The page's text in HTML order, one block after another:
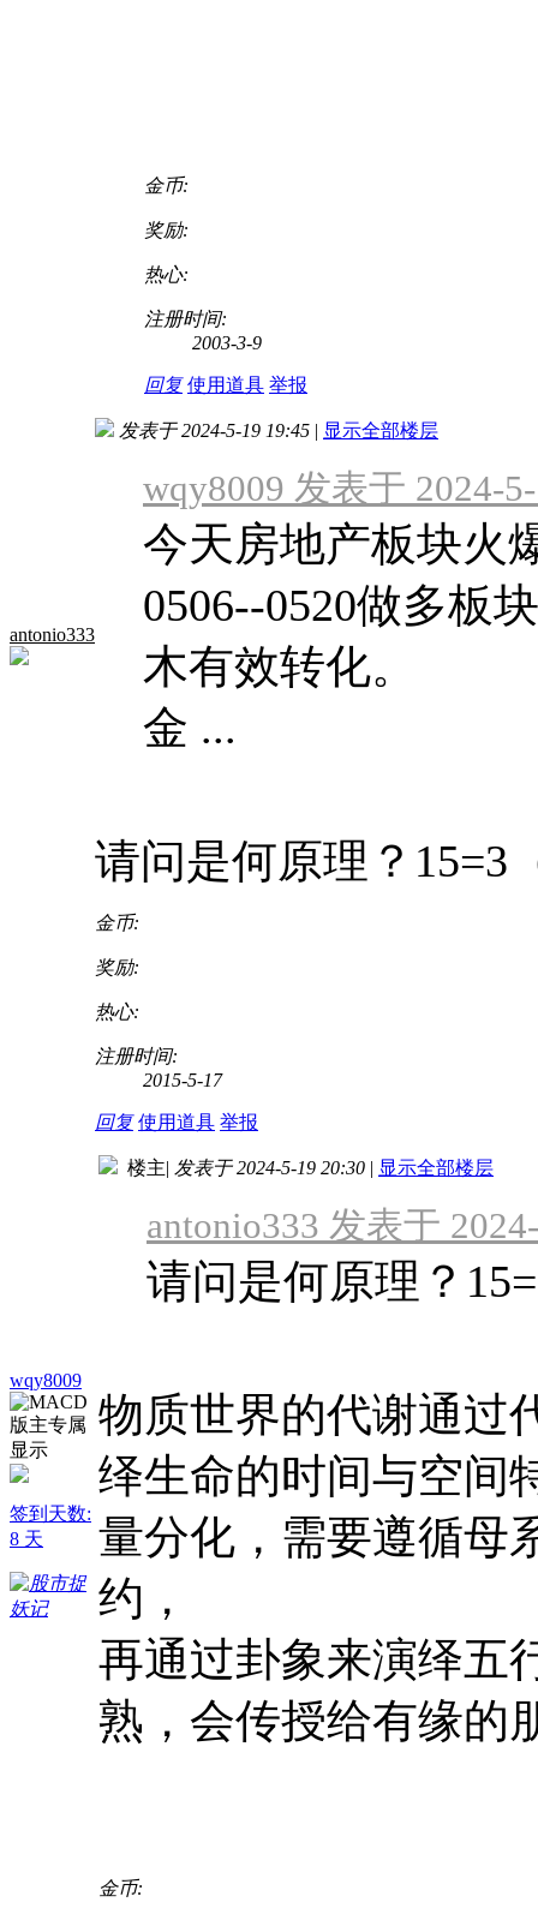
金币:
奖励:
热心:
注册时间:
2003-3-9
回复 使用道具 举报
antonio333
发表于 2024-5-19 19:45 | 显示全部楼层
wqy8009 发表于 2024-
今天房地产板块火
0506--0520做多板
木有效转化。
金 ...
请问是何原理？15=3
金币:
奖励:
热心:
注册时间:
2015-5-17
回复 使用道具 举报
wqy8009
签到天数:
8 天
楼主| 发表于 2024-5-19 20:30 | 显示全部楼层
antonio333 发表于
请问是何原理？
物质世界的代谢通过
绎生命的时间与空间
量分化，需要遵循母
约，
再通过卦象来演绎五
熟，会传授给有缘的
金币: